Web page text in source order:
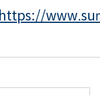
https://